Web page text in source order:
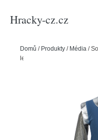
Hracky-cz.cz
Domů / Produkty / Média /
let, 110-122 cm